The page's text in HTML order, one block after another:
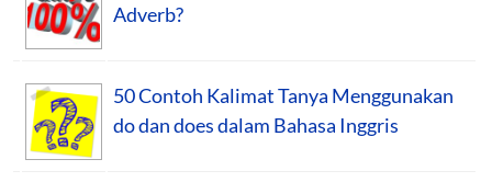
Adverb?
50 Contoh Kalimat Tanya Menggunakan
do dan does dalam Bahasa Inggris